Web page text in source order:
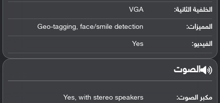
الخلفية الثانية: VGA
المميزات: Geo-tagging, face/smile detection
الفيديو: Yes
الصوت
مكبر الصوت: Yes, with stereo speakers